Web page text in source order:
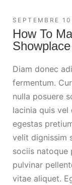
SEPTEMBRE
How To
Showplace
Diam donec
fermentum.
nulla posuere
lacinia quis vel
egestas
velit dignissim
sociis natoque
pulvinar
vitae aliquet.